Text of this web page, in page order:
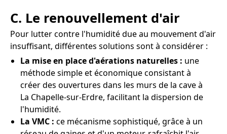
C. Le renouvellement d'air
Pour lutter contre l'humidité due au mouvement d'air
insuffisant, différentes solutions sont à considérer :
La mise en place d'aérations naturelles : une
méthode simple et économique consistant à
créer des ouvertures dans les murs de la cave à
La Chapelle-sur-Erdre, facilitant la dispersion de
l'humidité.
La VMC : ce mécanisme sophistiqué, grâce à un